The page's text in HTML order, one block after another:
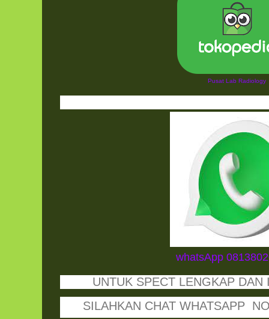
Pusat Lab Radiology
whatsApp
UNTUK SPECT LENGKAP
SILAHKAN CHAT WHATSAPP